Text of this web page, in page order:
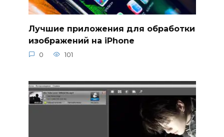
Лучшие приложения для обработки
изображений на iPhone
0 101